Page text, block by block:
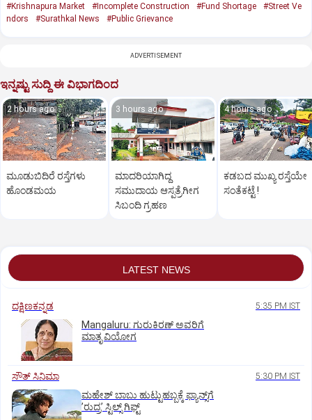
#Krishnapura Market #Incomplete Construction #Fund Shortage
#Street Ve
ndors
#Surathkal News #Public Grievance
ADVERTISEMENT
ಇನ್ನಷ್ಟು ಸುದ್ದಿ ಈ ವಿಭಾಗದಿಂದ
2 hours ago
ಮೂಡುಬಿದಿರೆ ರಸ್ತೆಗಳು
ಹೊಂಡಮಯ
3 hours ago
ಮಾದರಿಯಾಗಿದ್ದ
ಸಮುದಾಯ ಆಸ್ಪತ್ರೆಗೀಗ
ಸಿಬಂದಿ ಗ್ರಹಣ
4 hours ago
ಕಡಬದ ಮುಖ್ಯ ರಸ್ತೆಯೇ
ಸಂತೆಕಟ್ಟೆ !
LATEST NEWS
ದಕ್ಷಿಣಕನ್ನಡ 5:35 PM IST
Mangaluru: ಗುರುಕಿರಣ್ ಅವರಿಗೆ
ಮಾತೃ ವಿಯೋಗ
ಸೌತ್‌ ಸಿನಿಮಾ 5:30 PM IST
ಮಹೇಶ್‌ ಬಾಬು ಹುಟ್ಟುಹಬ್ಬಕ್ಕೆ ಫ್ಯಾನ್ಸ್‌ಗೆ
ʼರುದ್ರʼ ಸ್ಟಿಲ್ಸ್‌ ಗಿಫ್ಟ್